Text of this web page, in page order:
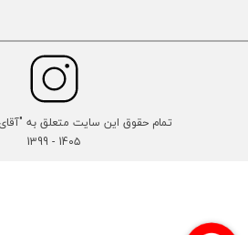
تمام حقوق این سایت متعلق به
14۰۵ - 1399